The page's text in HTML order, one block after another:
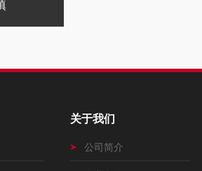
关于我们
公司简介